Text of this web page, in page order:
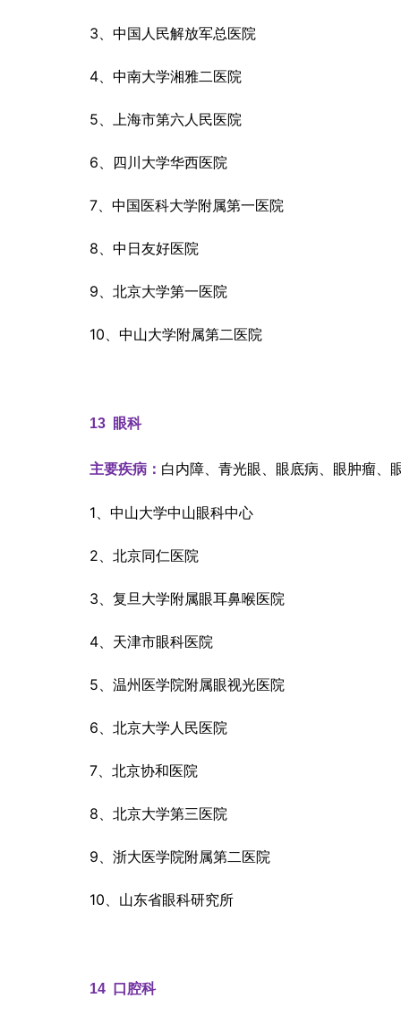
3、中国人民解放军总医院
4、中南大学湘雅二医院
5、上海市第六人民医院
6、四川大学华西医院
7、中国医科大学附属第一医院
8、中日友好医院
9、北京大学第一医院
10、中山大学附属第二医院
13 眼科
主要疾病： 白内障、青光眼、眼底病、眼肿瘤、
1、中山大学中山眼科中心
2、北京同仁医院
3、复旦大学附属眼耳鼻喉医院
4、天津市眼科医院
5、温州医学院附属眼视光医院
6、北京大学人民医院
7、北京协和医院
8、北京大学第三医院
9、浙大医学院附属第二医院
10、山东省眼科研究所
14 口腔科